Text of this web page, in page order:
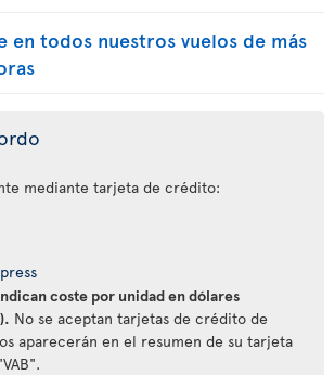
en todos nuestros vuelos de más
mediante tarjeta de crédito:
coste por unidad en dólares
No se aceptan tarjetas de crédito de
aparecerán en el resumen de su tarjeta